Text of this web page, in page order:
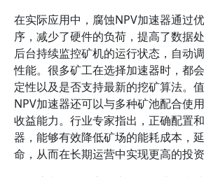
在实际应用中，腐蚀NPV加速器通过
序，减少了硬件的负荷，提高了数据
后台持续监控矿机的运行状态，自动
性能。很多矿工在选择加速器时，都
定性以及是否支持最新的挖矿算法。
NPV加速器还可以与多种矿池配合使
收益能力。行业专家指出，正确配置
器，能够有效降低矿场的能耗成本，
命，从而在长期运营中实现更高的投资